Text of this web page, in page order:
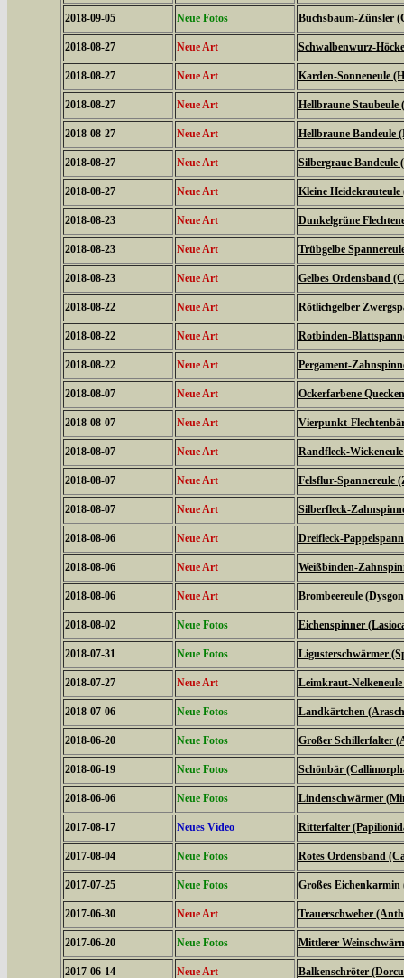
2018-09-05 Neue Fotos Buchsbaum-Zünsler
2018-08-27 Neue Art Schwalbenwurz-
2018-08-27 Neue Art Karden-Sonneneule
2018-08-27 Neue Art Hellbraune
2018-08-27 Neue Art Hellbraune Bandeule
2018-08-27 Neue Art Silbergraue Bandeule
2018-08-27 Neue Art Kleine
2018-08-23 Neue Art Dunkelgrüne
2018-08-23 Neue Art Trübgelbe
2018-08-23 Neue Art Gelbes Ordensband
2018-08-22 Neue Art Rötlichgelber
2018-08-22 Neue Art Rotbinden-
2018-08-22 Neue Art Pergament-
2018-08-07 Neue Art Ockerfarbene
2018-08-07 Neue Art Vierpunkt-
2018-08-07 Neue Art Randfleck-
2018-08-07 Neue Art Felsflur-Spannereule
2018-08-07 Neue Art Silberfleck-
2018-08-06 Neue Art Dreifleck-
2018-08-06 Neue Art Weißbinden-
2018-08-06 Neue Art Brombeereule
2018-08-02 Neue Fotos Eichenspinner
2018-07-31 Neue Fotos Ligusterschwärmer
2018-07-27 Neue Art Leimkraut-
2018-07-06 Neue Fotos Landkärtchen
2018-06-20 Neue Fotos Großer Schillerfalter
2018-06-19 Neue Fotos Schönbär
2018-06-06 Neue Fotos Lindenschwärmer
2017-08-17 Neues Video Ritterfalter
2017-08-04 Neue Fotos Rotes Ordensband
2017-07-25 Neue Fotos Großes Eichenkarmin
2017-06-30 Neue Art Trauerschweber
2017-06-20 Neue Fotos Mittlerer
2017-06-14 Neue Art Balkenschröter